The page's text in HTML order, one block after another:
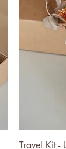
Travel Kit -